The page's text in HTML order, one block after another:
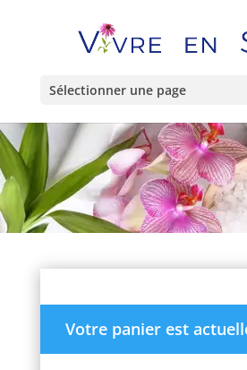
Sélectionner une page
Votre panier est